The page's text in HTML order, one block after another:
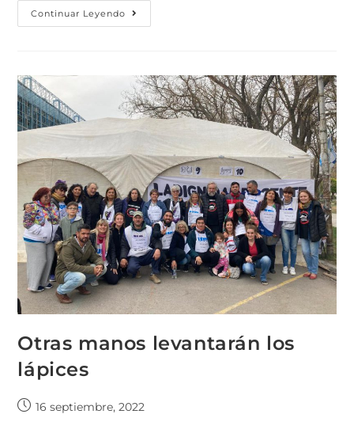
Continuar Leyendo
Otras manos levantarán los
lápices
16 septiembre, 2022